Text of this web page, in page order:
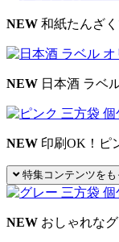
NEW 和紙たんざ
NEW 日本酒 ラベ
NEW 印刷OK！ピ
特集コンテンツをも
NEW おしゃれな